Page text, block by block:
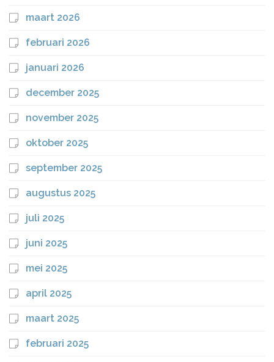
maart 2026
februari 2026
januari 2026
december 2025
november 2025
oktober 2025
september 2025
augustus 2025
juli 2025
juni 2025
mei 2025
april 2025
maart 2025
februari 2025